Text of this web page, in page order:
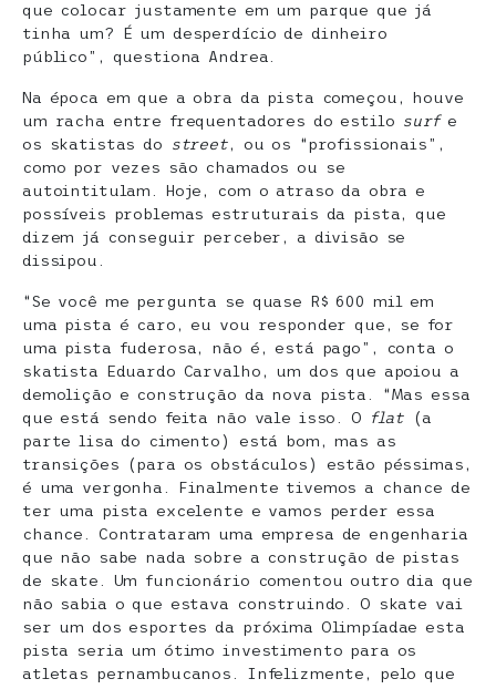
que colocar justamente em um parque que já
tinha um? É um desperdício de dinheiro
público”, questiona Andrea.
Na época em que a obra da pista começou, houve
um racha entre frequentadores do estilo surfe
os skatistas do
street, ou os “profissionais”,
como por vezes são chamados ou se
autointitulam. Hoje, com o atraso da obra e
possíveis problemas estruturais da pista, que
dizem já conseguir perceber, a divisão se
dissipou.
“Se você me pergunta se quase R$ 600 mil em
uma pista é caro, eu vou responder que, se for
uma pista fuderosa, não é, está pago”, conta o
skatista Eduardo Carvalho, um dos que apoiou a
demolição e construção da nova pista. “Mas essa
que está sendo feita não vale isso. O flat (a
parte lisa do cimento) está bom, mas as
transições (para os obstáculos) estão péssimas,
é uma vergonha. Finalmente tivemos a chance de
ter uma pista excelente e vamos perder essa
chance. Contrataram uma empresa de engenharia
que não sabe nada sobre a construção de pistas
de skate. Um funcionário comentou outro dia que
não sabia o que estava construindo. O skate vai
ser um dos esportes da próxima Olimpíadae esta
pista seria um ótimo investimento para os
atletas pernambucanos. Infelizmente, pelo que